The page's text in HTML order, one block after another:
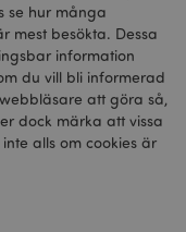
se hur många
mest besökta. Dessa
information
du vill bli informerad
att göra så,
dock märka att vissa
alls om cookies är